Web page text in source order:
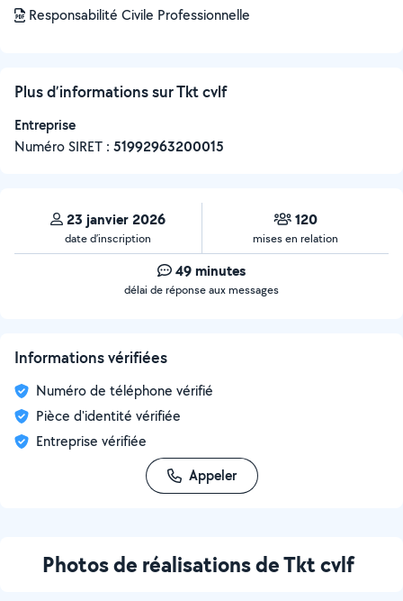
Responsabilité Civile Professionnelle
Plus d’informations sur Tkt cvlf
Entreprise
Numéro SIRET : ‍51992963200015
23 janvier 2026
date d’inscription
120
mises en relation
49 minutes
délai de réponse aux messages
Informations vérifiées
Numéro de téléphone vérifié
Pièce d'identité vérifiée
Entreprise vérifiée
Appeler
Photos de réalisations de Tkt cvlf